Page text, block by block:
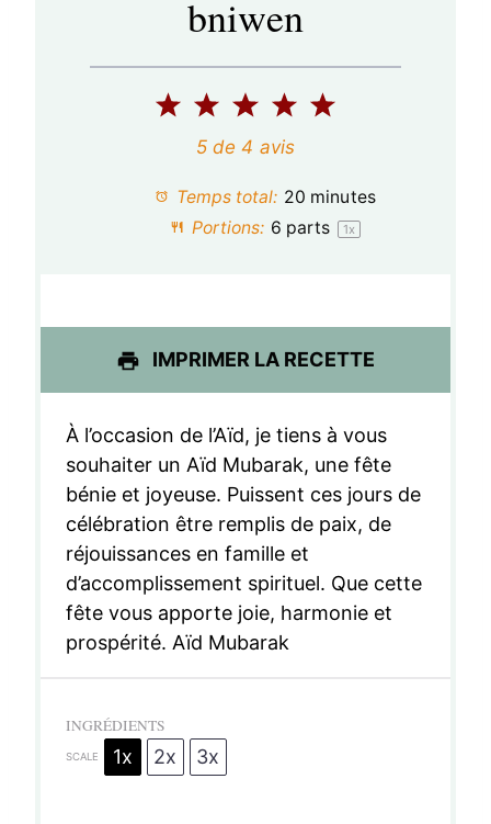
bniwen
5
t
o
e
s
4
t
o
e
s
3
é
t
o
e
s
2
é
t
o
e
s
1
t
o
e
5 de4 avis
Temps total: 20 minutes
Portions: 6 parts 1x
IMPRIMER LA RECETTE
À l’occasion de l’Aïd, je tiens à vous
souhaiter un Aïd Mubarak, une fête
bénie et joyeuse. Puissent ces jours de
célébration être remplis de paix, de
réjouissances en famille et
d’accomplissement spirituel. Que cette
fête vous apporte joie, harmonie et
prospérité. Aïd Mubarak
INGRÉDIENTS
SCALE 1x 2x 3x